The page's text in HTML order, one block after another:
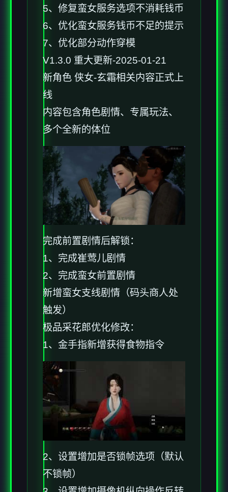
5、修复蛮女服务选项不消耗钱币
6、优化蛮女服务钱币不足的提示
7、优化部分动作穿模
V1.3.0 重大更新-2025-01-21
新角色 侠女-玄霜相关内容正式上
线
内容包含角色剧情、专属玩法、
多个全新的体位
完成前置剧情后解锁：
1、完成崔莺儿剧情
2、完成蛮女前置剧情
新增蛮女支线剧情（码头商人处
触发）
极品采花郎优化修改：
1、金手指新增获得食物指令
2、设置增加是否锁帧选项（默认
不锁帧）